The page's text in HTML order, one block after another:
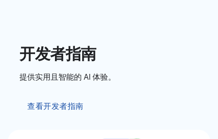
开发者指南
提供实用且智能的 AI 体验。
查看开发者指南